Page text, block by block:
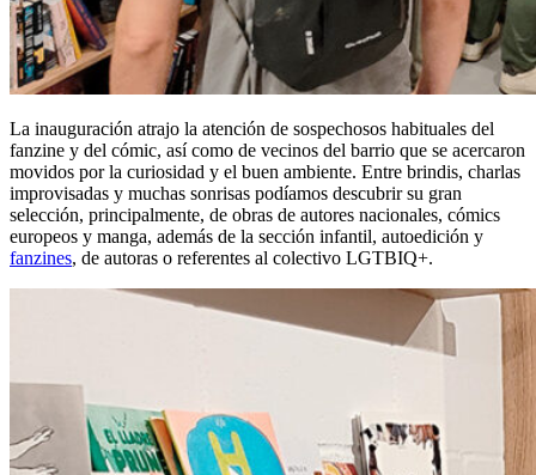
La inauguración atrajo la atención de sospechosos habituales del
fanzine y del cómic, así como de vecinos del barrio que se acercaron
movidos por la curiosidad y el buen ambiente. Entre brindis, charlas
improvisadas y muchas sonrisas podíamos descubrir su gran
selección, principalmente, de obras de autores nacionales, cómics
europeos y manga, además de la sección infantil, autoedición y
fanzines, de autoras o referentes al colectivo LGTBIQ+.